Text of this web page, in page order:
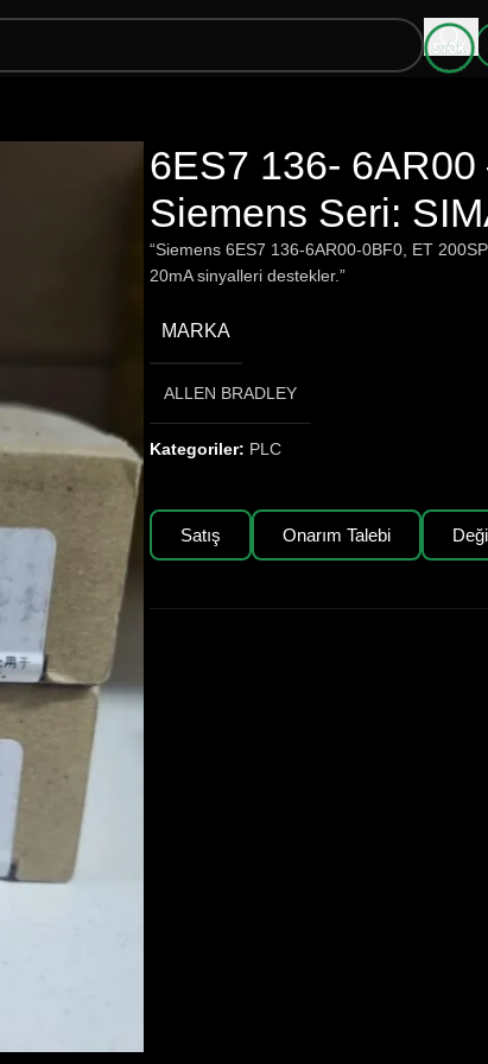
6ES7 136- 6AR00
Siemens Seri:
“Siemens 6ES7 136-6AR00-0BF0, ET
20mA sinyalleri destekler.”
MARKA
ALLEN BRADLEY
Kategoriler: PLC
Satış Onarım Talebi